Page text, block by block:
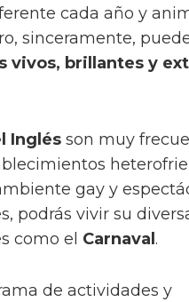
cada año y
sinceramente,
vivos, brillantes y
Inglés son muy
gay y
podrás vivir su
como el Carnaval .
de actividades y